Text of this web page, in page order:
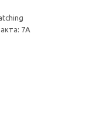
7A